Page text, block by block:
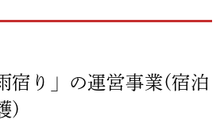
宿り」の運営事業(宿泊
)